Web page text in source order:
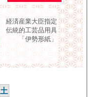
経済産業大臣指定
伝統的工芸品用具
「伊勢形紙」
土